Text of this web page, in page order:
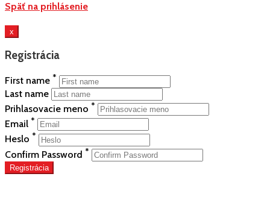
Späť na prihlásenie
x
Registrácia
First name *
Last name
Prihlasovacie meno *
Email *
Heslo *
Confirm Password *
Registrácia